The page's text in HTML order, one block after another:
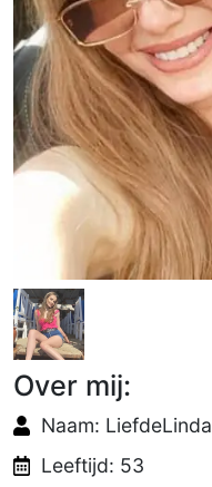
Over mij:
Naam: LiefdeLinda
Leeftijd: 53